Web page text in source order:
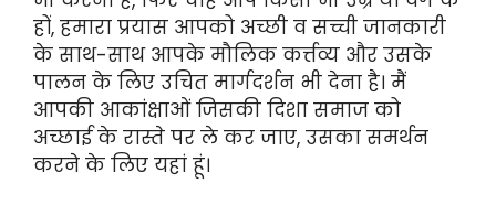
हों, हमारा प्रयास आपको अच्छी व सच्ची जानकारी
के साथ-साथ आपके मौलिक कर्त्तव्य और उसके
पालन के लिए उचित मार्गदर्शन भी देना है। मैं
आपकी आकांक्षाओं जिसकी दिशा समाज को
अच्छाई के रास्ते पर ले कर जाए, उसका समर्थन
करने के लिए यहां हूं।